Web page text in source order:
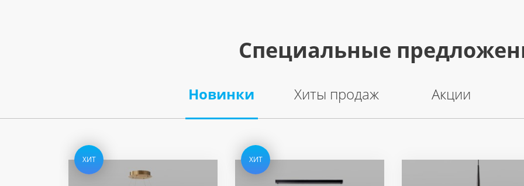
Специальные
Новинки Хиты продаж Акции
ХИТ ХИТ